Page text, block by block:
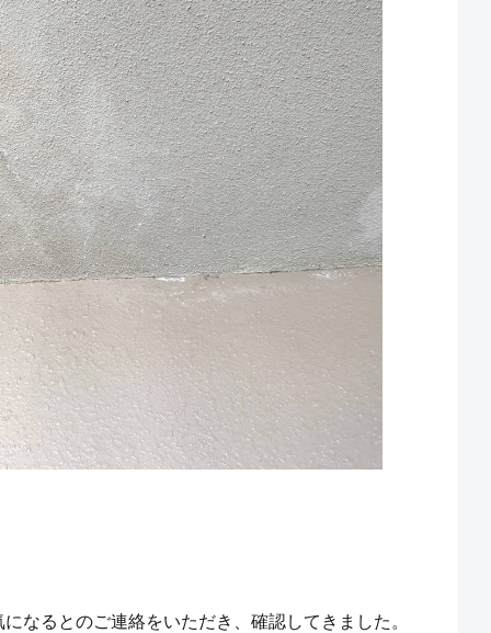
なるとのご連絡をいただき、確認してきました。